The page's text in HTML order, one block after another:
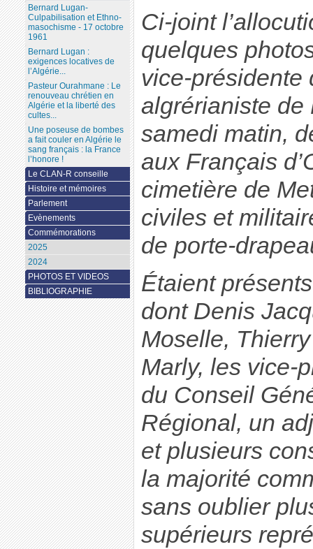
Ci-joint
quelques
vice-présidente
algrérianiste de
samedi matin,
aux Français
cimetière de
civiles et
de porte-
Étaient
dont Denis
Moselle,
Marly, les vice-
du Conseil
Régional, un
et plusieurs
la majorité
sans oublier
supérieurs
Bernard Lugan-
Culpabilisation et Ethno-
masochisme - 17 octobre
1961
Bernard Lugan :
exigences locatives de
l’Algérie...
Pasteur Ourahmane : Le
renouveau chrétien en
Algérie et la liberté des
cultes...
Une poseuse de bombes
a fait couler en Algérie le
sang français : la France
l’honore !
Le CLAN-R conseille
Histoire et mémoires
Parlement
Evènements
Commémorations
2025
2024
PHOTOS ET VIDEOS
BIBLIOGRAPHIE